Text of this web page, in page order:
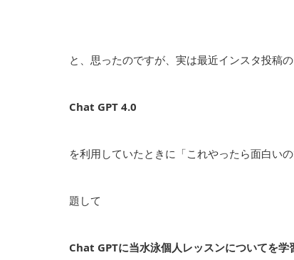
と、思ったのですが、実は最近インスタ投稿
Chat GPT 4.0
を利用していたときに「これやったら面白い
題して
Chat GPTに当水泳個人レッスンについてを学